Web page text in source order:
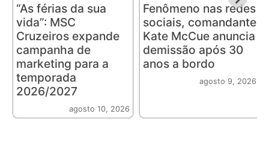
“As férias da sua
vida”: MSC
Cruzeiros expande
campanha de
marketing para a
temporada
2026/2027
agosto 10, 2026
Fenômeno nas redes
sociais, comandante
Kate McCue anuncia
demissão após 30
anos a bordo
agosto 9, 2026